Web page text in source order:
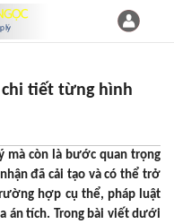
chi tiết từng hình
mà còn là bước quan trọng
đã cải tạo và có thể trở
hợp cụ thể, pháp luật
án tích. Trong bài viết dưới